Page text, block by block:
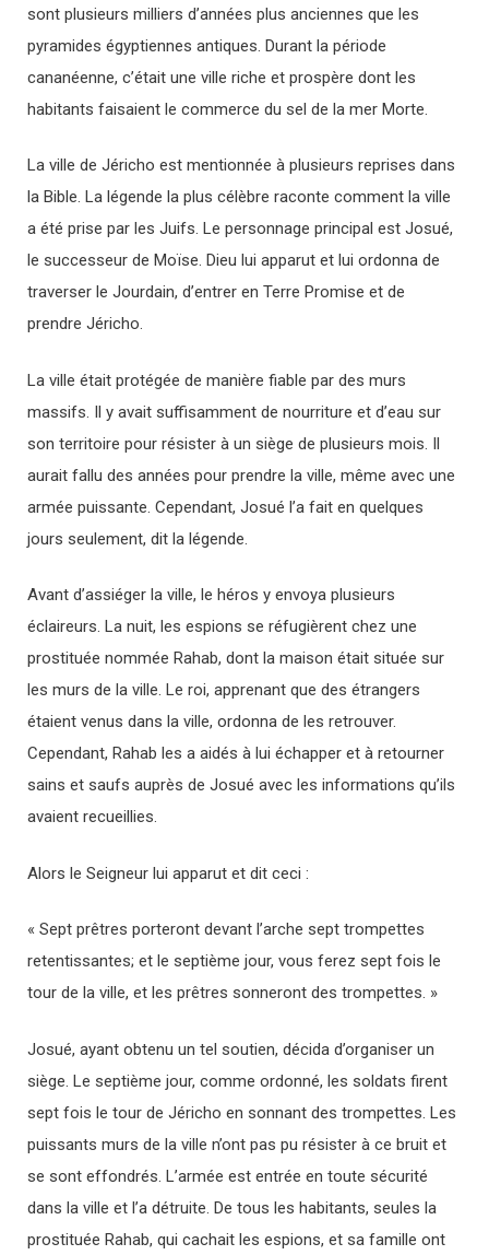
sont plusieurs milliers d’années plus anciennes que les
pyramides égyptiennes antiques. Durant la période
cananéenne, c’était une ville riche et prospère dont les
habitants faisaient le commerce du sel de la mer Morte.
La ville de Jéricho est mentionnée à plusieurs reprises dans
la Bible. La légende la plus célèbre raconte comment la ville
a été prise par les Juifs. Le personnage principal est Josué,
le successeur de Moïse. Dieu lui apparut et lui ordonna de
traverser le Jourdain, d’entrer en Terre Promise et de
prendre Jéricho.
La ville était protégée de manière fiable par des murs
massifs. Il y avait suffisamment de nourriture et d’eau sur
son territoire pour résister à un siège de plusieurs mois. Il
aurait fallu des années pour prendre la ville, même avec une
armée puissante. Cependant, Josué l’a fait en quelques
jours seulement, dit la légende.
Avant d’assiéger la ville, le héros y envoya plusieurs
éclaireurs. La nuit, les espions se réfugièrent chez une
prostituée nommée Rahab, dont la maison était située sur
les murs de la ville. Le roi, apprenant que des étrangers
étaient venus dans la ville, ordonna de les retrouver.
Cependant, Rahab les a aidés à lui échapper et à retourner
sains et saufs auprès de Josué avec les informations qu’ils
avaient recueillies.
Alors le Seigneur lui apparut et dit ceci :
« Sept prêtres porteront devant l’arche sept trompettes
retentissantes; et le septième jour, vous ferez sept fois le
tour de la ville, et les prêtres sonneront des trompettes. »
Josué, ayant obtenu un tel soutien, décida d’organiser un
siège. Le septième jour, comme ordonné, les soldats firent
sept fois le tour de Jéricho en sonnant des trompettes. Les
puissants murs de la ville n’ont pas pu résister à ce bruit et
se sont effondrés. L’armée est entrée en toute sécurité
dans la ville et l’a détruite. De tous les habitants, seules la
prostituée Rahab, qui cachait les espions, et sa famille ont